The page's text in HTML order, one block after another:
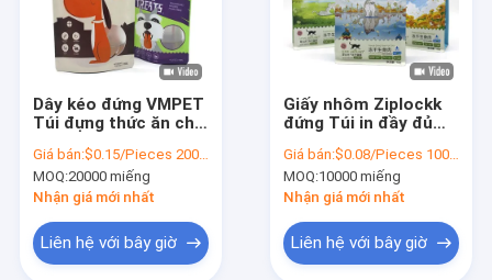
Dây kéo đứng VMPET
Túi đựng thức ăn cho
Lock Túi nhựa có cửa
sổ
Giá bán:$0.15/Pieces 20000-199999 Pieces
MOQ:20000 miếng
Nhận giá mới nhất
Liên hệ với bây giờ
Giấy nhôm Ziplockk
đứng Túi in đầy đủ
thức ăn cho chó 5kg
Có thể tái chế
Giá bán:$0.08/Pieces 10000-99999 Pieces
MOQ:10000 miếng
Nhận giá mới nhất
Liên hệ với bây giờ